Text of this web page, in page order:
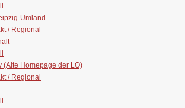
Umland
/ Regional
(Alte Homepage der LO)
/ Regional